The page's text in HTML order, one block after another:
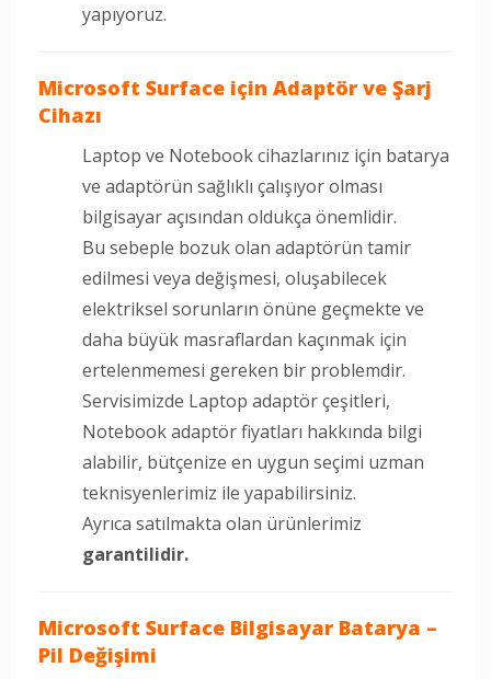
yapıyoruz.
Microsoft Surface için Adaptör ve Şarj
Cihazı
Laptop ve Notebook cihazlarınız için batarya
ve adaptörün sağlıklı çalışıyor olması
bilgisayar açısından oldukça önemlidir.
Bu sebeple bozuk olan adaptörün tamir
edilmesi veya değişmesi, oluşabilecek
elektriksel sorunların önüne geçmekte ve
daha büyük masraflardan kaçınmak için
ertelenmemesi gereken bir problemdir.
Servisimizde Laptop adaptör çeşitleri,
Notebook adaptör fiyatları hakkında bilgi
alabilir, bütçenize en uygun seçimi uzman
teknisyenlerimiz ile yapabilirsiniz.
Ayrıca satılmakta olan ürünlerimiz
garantilidir.
Microsoft Surface Bilgisayar Batarya –
Pil Değişimi